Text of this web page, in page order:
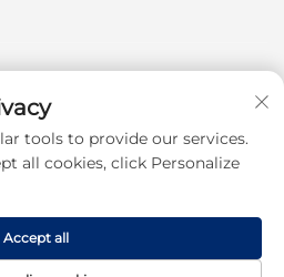
Абонирай се
Plastic Hardware Products
tools to provide our services.
all cookies, click Personalize
Accept all